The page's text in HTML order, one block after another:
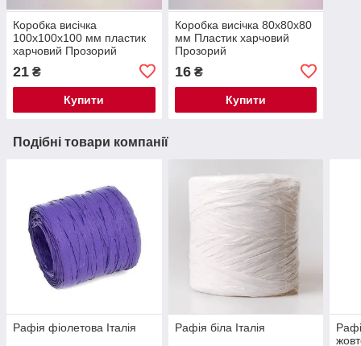
Коробка висічка
100х100х100 мм пластик
харчовий Прозорий
21 ₴
Купити
Коробка висічка 80х80х80
мм Пластик харчовий
Прозорий
16₴
Купити
Подібні товари компанії
Рафія фіолетова Італія Рафія біла Італія